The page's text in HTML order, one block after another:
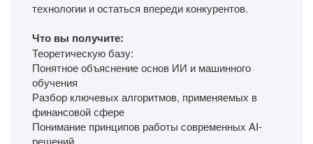
технологии и остаться впереди конкурентов.
Что вы получите:
Теоретическую базу:
Понятное объяснение основ ИИ и машинного
обучения
Разбор ключевых алгоритмов, применяемых в
финансовой сфере
Понимание принципов работы современных AI-
решений